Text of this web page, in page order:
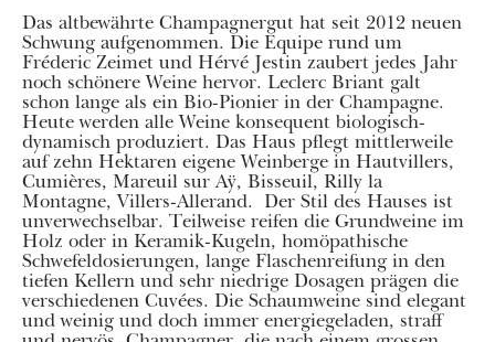
Das altbewährte Champagnergut hat seit 2012 neuen
Schwung aufgenommen. Die Equipe rund um
Fréderic Zeimet und Hérvé Jestin zaubert jedes Jahr
noch schönere Weine hervor. Leclerc Briant galt
schon lange als ein Bio-Pionier in der Champagne.
Heute werden alle Weine konsequent biologisch-
dynamisch produziert. Das Haus pflegt mittlerweile
auf zehn Hektaren eigene Weinberge in Hautvillers,
Cumières, Mareuil sur Aÿ, Bisseuil, Rilly la
Montagne, Villers-Allerand. Der Stil des Hauses ist
unverwechselbar. Teilweise reifen die Grundweine im
Holz oder in Keramik-Kugeln, homöpathische
Schwefeldosierungen, lange Flaschenreifung in den
tiefen Kellern und sehr niedrige Dosagen prägen die
verschiedenen Cuvées. Die Schaumweine sind elegant
und weinig und doch immer energiegeladen, straff